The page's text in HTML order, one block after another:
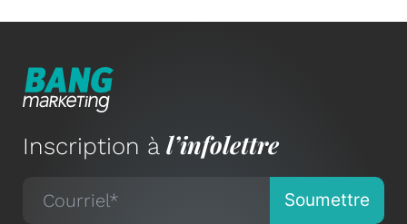
Inscription à l’infolettre